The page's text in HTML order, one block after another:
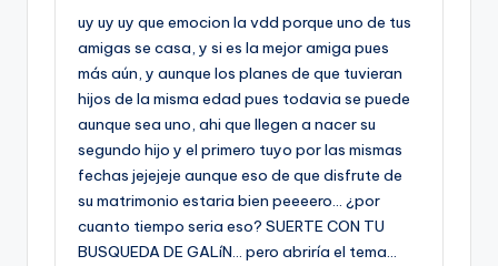
uy uy uy que emocion la vdd porque uno de tus
amigas se casa, y si es la mejor amiga pues
más aún, y aunque los planes de que tuvieran
hijos de la misma edad pues todavia se puede
aunque sea uno, ahi que llegen a nacer su
segundo hijo y el primero tuyo por las mismas
fechas jejejeje aunque eso de que disfrute de
su matrimonio estaria bien peeeero… ¿por
cuanto tiempo seria eso? SUERTE CON TU
BUSQUEDA DE GALíN… pero abrirí­a el tema…